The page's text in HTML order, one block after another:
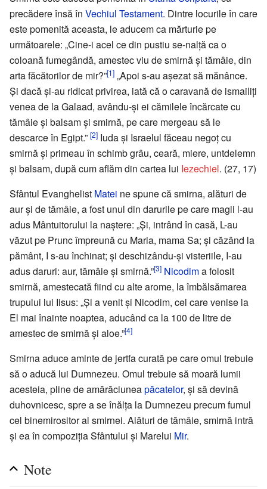
precădere însă în Vechiul Testament. Dintre locurile în care
este pomenită aceasta, le aducem ca mărturie pe
următoarele: „Cine-i acel ce din pustiu se-nalță ca o
coloană fumegândă, amestec viu de smirnă și tămâie, din
arta făcătorilor de mir?”[1] „Apoi s-au așezat să mănânce.
Și dacă și-au ridicat privirea, iată că o caravană de ismailiți
venea de la Galaad, avându-și ei cămilele încărcate cu
tămâie și balsam și smirnă, pe care mergeau să le
descarce în Egipt.” [2] Iuda și Israelul făceau negoț cu
smirnă și primeau în schimb grâu, ceară, miere, untdelemn
și balsam, după cum aflăm din cartea lui Iezechiel. (27, 17)
Sfântul Evanghelist Matei ne spune că smirna, alături de
aur și de tămâie, a fost unul din darurile pe care magii l-au
adus Mântuitorului la naștere: „Și, intrând în casă, L-au
văzut pe Prunc împreună cu Maria, mama Sa; și căzând la
pământ, I s-au închinat; și deschizându-și visteriile, I-au
adus daruri: aur, tămâie și smirnă.”[3] Nicodima folosit
smirnă, amestecată fiind cu alte arome, la îmbălsămarea
trupului lui Iisus: „Și a venit și Nicodim, cel care venise la
El mai înainte noaptea, aducând ca la 100 de litre de
amestec de smirnă și aloe.”[4]
Smirna aduce aminte de jertfa curată pe care omul trebuie
să o aducă lui Dumnezeu. Omul trebuie să moară lumii
acesteia, pline de amărăciuneapăcatelor, și să devină
duhovnicesc, spre a se înălța la Dumnezeu precum fumul
cel binemirositor al smirnei. Alături de tămâie, smirnă intră
și ea în compoziția Sfântului și Marelui Mir.
Note